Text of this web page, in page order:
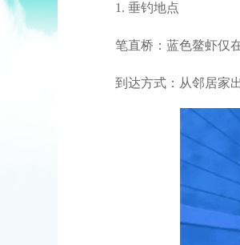
1. 垂钓地点
笔直桥：蓝色鳌虾仅
到达方式：从邻居家